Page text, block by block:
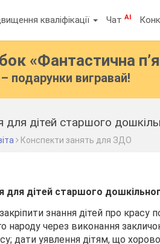
кваліфікації ЧатAI
«Фантастична
подарунки вигравай!
дітей старшого
Конспекти занять для ЗДО
для дітей старшого
знання дітей про
народу через виконання
дати уявлення дітям, що